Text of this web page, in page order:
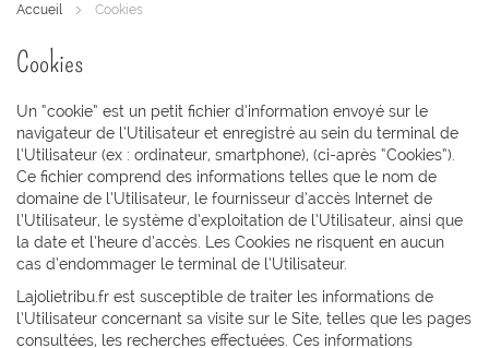
Accueil Cookies
Cookies
Un “cookie” est un petit fichier d’information envoyé sur le
navigateur de l’Utilisateur et enregistré au sein du terminal de
l’Utilisateur (ex : ordinateur, smartphone), (ci-après “Cookies”).
Ce fichier comprend des informations telles que le nom de
domaine de l’Utilisateur, le fournisseur d’accès Internet de
l’Utilisateur, le système d’exploitation de l’Utilisateur, ainsi que
la date et l’heure d’accès. Les Cookies ne risquent en aucun
cas d’endommager le terminal de l’Utilisateur.
Lajolietribu.fr est susceptible de traiter les informations de
l’Utilisateur concernant sa visite sur le Site, telles que les pages
consultées, les recherches effectuées. Ces informations